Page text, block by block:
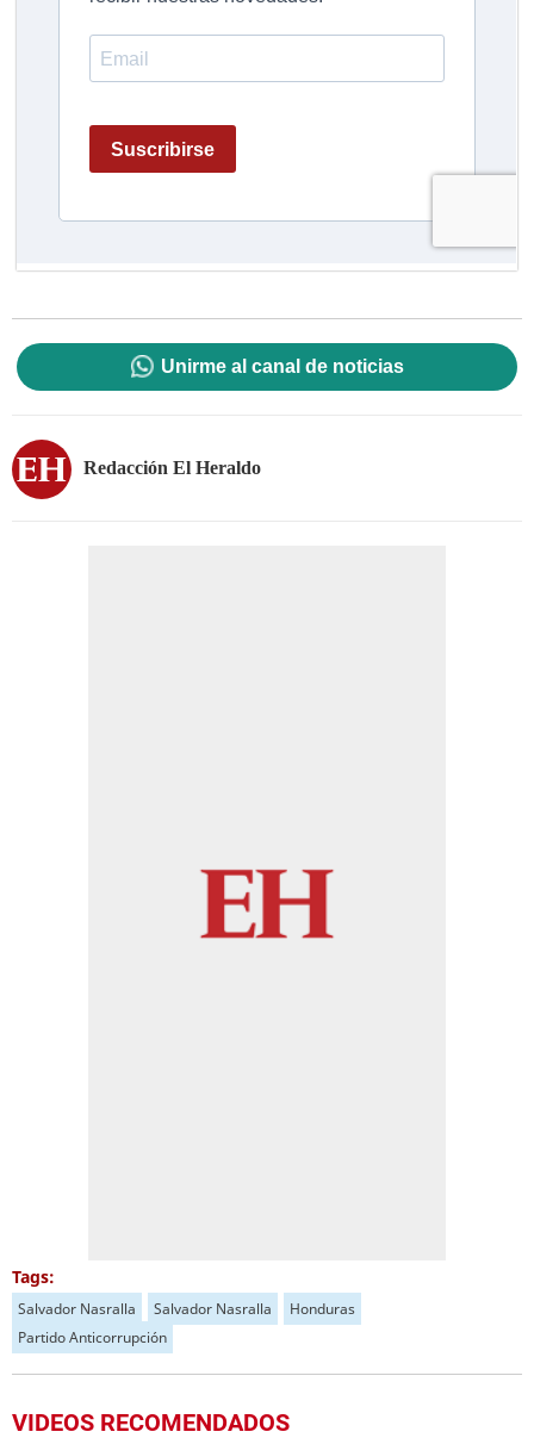
Unirme al canal de noticias
Redacción El Heraldo
Tags:
Salvador Nasralla Salvador Nasralla
Honduras
Partido Anticorrupción
VIDEOS RECOMENDADOS